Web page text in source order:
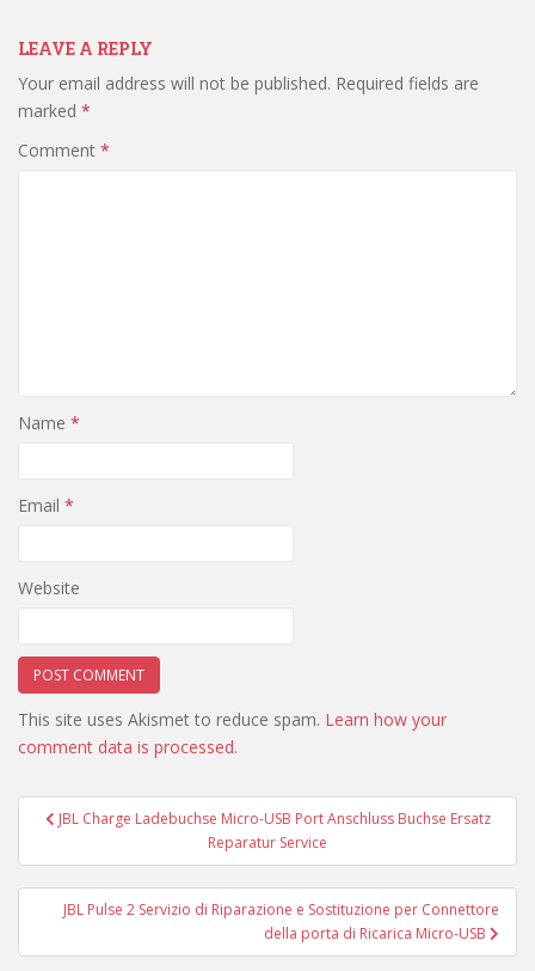
LEAVE A REPLY
Your email address will not be published. Required fields are
marked *
Comment *
Name *
Email *
Website
This site uses Akismet to reduce spam. Learn how your
comment data is processed.
PostJBL Charge Ladebuchse Micro-USB Port Anschluss Buchse Ersatz
Reparatur Service
JBL Pulse 2 Servizio di Riparazione e Sostituzione per Connettore
della porta di Ricarica Micro-USB